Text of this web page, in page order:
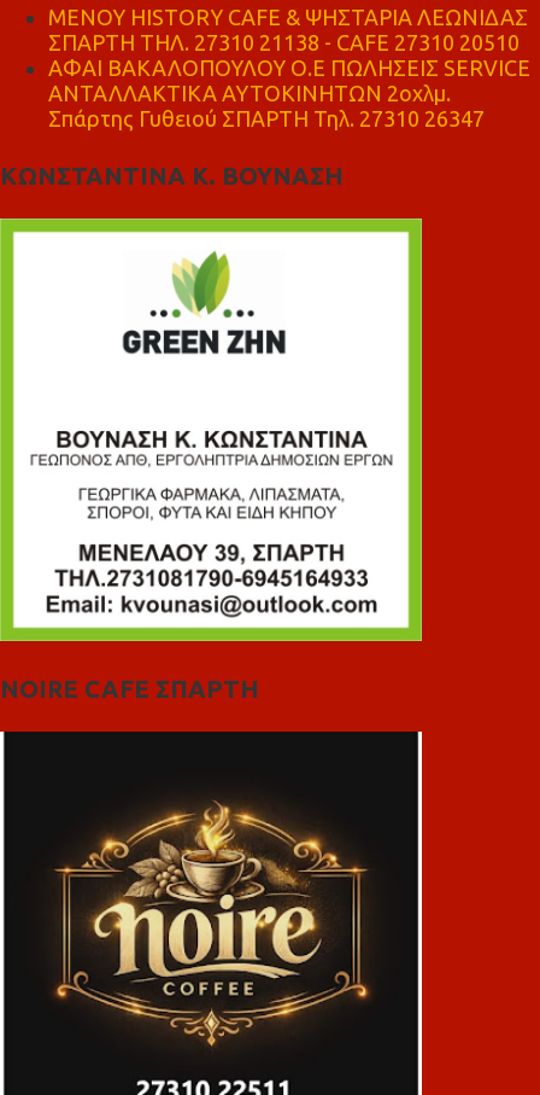
ΜΕΝΟΥ HISTORY CAFE & ΨΗΣΤΑΡΙΑ ΛΕΩΝΙΔΑΣ
ΣΠΑΡΤΗ ΤΗΛ. 27310 21138 - CAFE 27310 20510
ΑΦΑΙ ΒΑΚΑΛΟΠΟΥΛΟΥ Ο.Ε ΠΩΛΗΣΕΙΣ SERVICE
ΑΝΤΑΛΛΑΚΤΙΚΑ ΑΥΤΟΚΙΝΗΤΩΝ 2οχλμ.
Σπάρτης Γυθειού ΣΠΑΡΤΗ Τηλ. 27310 26347
ΚΩΝΣΤΑΝΤΙΝΑ Κ. ΒΟΥΝΑΣΗ
NOIRE CAFE ΣΠΑΡΤΗ